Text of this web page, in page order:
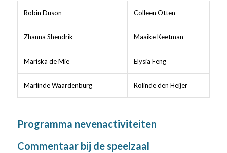
Robin Duson Colleen Otten
Zhanna Shendrik Maaike Keetman
Mariska de Mie Elysia Feng
Marlinde Waardenburg Rolinde den Heijer
Programma nevenactiviteiten
Commentaar bij de speelzaal